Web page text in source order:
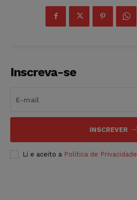
Inscreva-se
INSCREVER
Li e aceito a Política de Privacidade